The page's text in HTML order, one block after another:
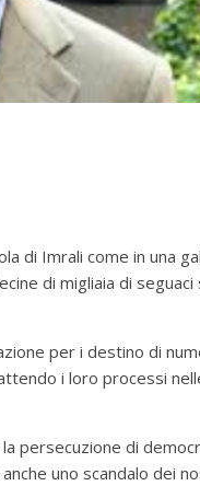
di Imrali come in una
di migliaia di seguaci
per i destino di
i loro processi
persecuzione di
uno scandalo dei